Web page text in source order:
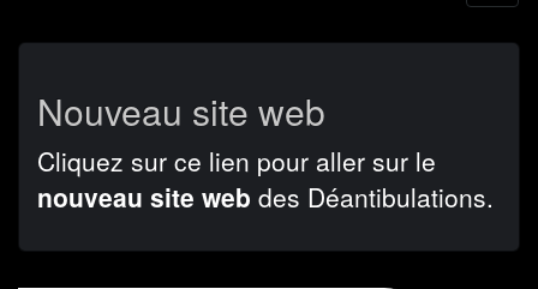
Nouveau site web
Cliquez sur ce lien pour aller sur le
nouveau site web des Déantibulations.